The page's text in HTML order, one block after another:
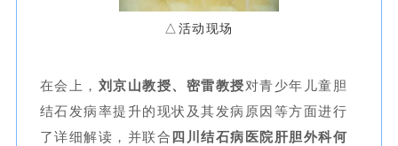
△活动现场
在会上， 刘京山教授、密雷教授对青少年儿童胆
结石发病率提升的现状及其发病原因等方面进行
了详细解读，并联合四川结石病医院肝胆外科何